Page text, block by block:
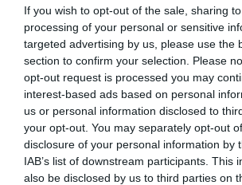
If you wish to opt-out of the sale, sharing
processing of your personal or sensitive
targeted advertising by us, please use the
section to confirm your selection. Please
opt-out request is processed you may
interest-based ads based on personal
us or personal information disclosed to
your opt-out. You may separately opt-out
disclosure of your personal information by
IAB’s list of downstream participants. This
also be disclosed by us to third parties on
Yaoundé), Fabrice Ondoua (FC
DEFENSEURS
Cédric Djeugoué (Coton Sport),
(Marseille, France), Jérôme
France), Ambroise Oyongo Bitolo